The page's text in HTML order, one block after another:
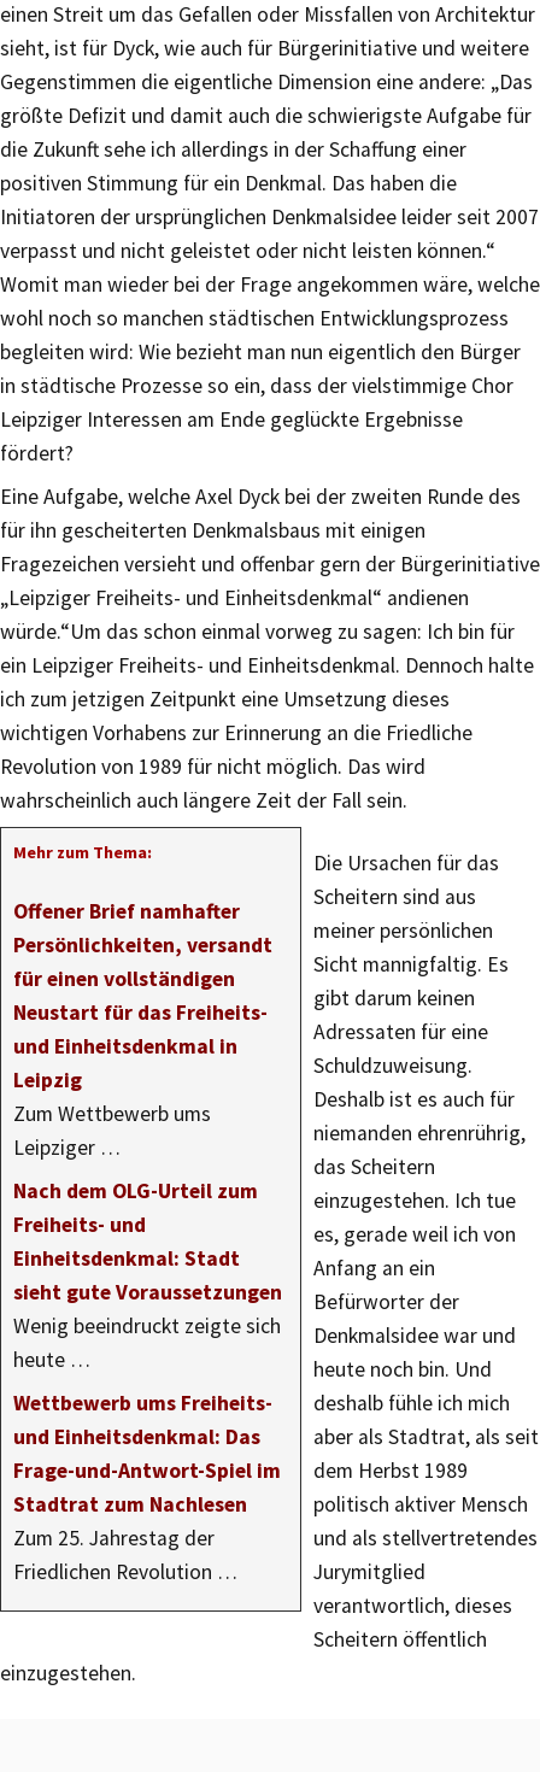
einen Streit um das Gefallen oder Missfallen von Architektur
sieht, ist für Dyck, wie auch für Bürgerinitiative und weitere
Gegenstimmen die eigentliche Dimension eine andere: „Das
größte Defizit und damit auch die schwierigste Aufgabe für
die Zukunft sehe ich allerdings in der Schaffung einer
positiven Stimmung für ein Denkmal. Das haben die
Initiatoren der ursprünglichen Denkmalsidee leider seit 2007
verpasst und nicht geleistet oder nicht leisten können.“
Womit man wieder bei der Frage angekommen wäre, welche
wohl noch so manchen städtischen Entwicklungsprozess
begleiten wird: Wie bezieht man nun eigentlich den Bürger
in städtische Prozesse so ein, dass der vielstimmige Chor
Leipziger Interessen am Ende geglückte Ergebnisse
fördert?
Eine Aufgabe, welche Axel Dyck bei der zweiten Runde des
für ihn gescheiterten Denkmalsbaus mit einigen
Fragezeichen versieht und offenbar gern der Bürgerinitiative
„Leipziger Freiheits- und Einheitsdenkmal“ andienen
würde.“Um das schon einmal vorweg zu sagen: Ich bin für
ein Leipziger Freiheits- und Einheitsdenkmal. Dennoch halte
ich zum jetzigen Zeitpunkt eine Umsetzung dieses
wichtigen Vorhabens zur Erinnerung an die Friedliche
Revolution von 1989 für nicht möglich. Das wird
wahrscheinlich auch längere Zeit der Fall sein.
Mehr zum Thema:
Offener Brief namhafter
Persönlichkeiten, versandt
für einen vollständigen
Neustart für das Freiheits-
und Einheitsdenkmal in
Leipzig
Zum Wettbewerb ums
Leipziger …
Nach dem OLG-Urteil zum
Freiheits- und
Einheitsdenkmal: Stadt
sieht gute Voraussetzungen
Wenig beeindruckt zeigte sich
heute …
Wettbewerb ums Freiheits-
und Einheitsdenkmal: Das
Frage-und-Antwort-Spiel im
Stadtrat zum Nachlesen
Zum 25. Jahrestag der
Friedlichen Revolution …
Die Ursachen für das
Scheitern sind aus
meiner persönlichen
Sicht mannigfaltig. Es
gibt darum keinen
Adressaten für eine
Schuldzuweisung.
Deshalb ist es auch für
niemanden ehrenrührig,
das Scheitern
einzugestehen. Ich tue
es, gerade weil ich von
Anfang an ein
Befürworter der
Denkmalsidee war und
heute noch bin. Und
deshalb fühle ich mich
aber als Stadtrat, als seit
dem Herbst 1989
politisch aktiver Mensch
und als stellvertretendes
Jurymitglied
verantwortlich, dieses
Scheitern öffentlich
einzugestehen.